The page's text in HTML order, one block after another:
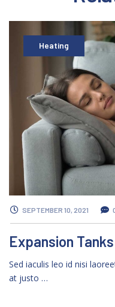
Heating
SEPTEMBER 10, 2021
Expansion
Sed iaculis leo id nisi
at justo …